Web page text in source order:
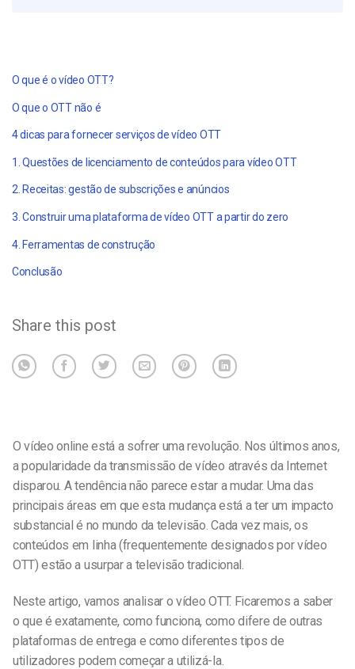
O que é o vídeo OTT?
O que o OTT não é
4 dicas para fornecer serviços de vídeo OTT
1. Questões de licenciamento de conteúdos para vídeo OTT
2. Receitas: gestão de subscrições e anúncios
3. Construir uma plataforma de vídeo OTT a partir do zero
4. Ferramentas de construção
Conclusão
Share this post
O vídeo online está a sofrer uma revolução. Nos últimos anos,
a popularidade da transmissão de vídeo através da Internet
disparou. A tendência não parece estar a mudar. Uma das
principais áreas em que esta mudança está a ter um impacto
substancial é no mundo da televisão. Cada vez mais, os
conteúdos em linha (frequentemente designados por vídeo
OTT) estão a usurpar a televisão tradicional.
Neste artigo, vamos analisar o vídeo OTT. Ficaremos a saber
o que é exatamente, como funciona, como difere de outras
plataformas de entrega e como diferentes tipos de
utilizadores podem começar a utilizá-la.